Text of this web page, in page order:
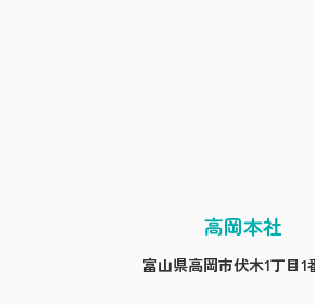
高岡本社
富山県高岡市伏木1丁目1